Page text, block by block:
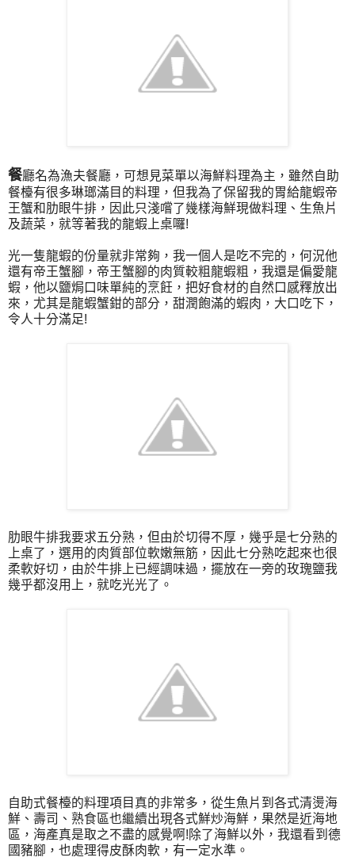
餐廳名為漁夫餐廳，可想見菜單以海鮮料理為主，雖然自助
餐檯有很多琳瑯滿目的料理，但我為了保留我的胃給龍蝦帝
王蟹和肋眼牛排 ，因此只淺嚐了幾樣海鮮現做料理、生魚片
及蔬菜，就等著我的龍蝦上桌囉!
光一隻龍蝦的份量就非常夠，我一個人是吃不完的，何況他
還有帝王蟹腳，帝王蟹腳的肉質較粗龍蝦粗，我還是偏愛龍
蝦，他以鹽焗口味單純的烹飪，把好食材的自然口感釋放出
來，尤其是龍蝦蟹鉗的部分，甜潤飽滿的蝦肉，大口吃下，
令人十分滿足!
肋眼牛排我要求五分熟，但由於切得不厚，幾乎是七分熟的
上桌了，選用的肉質部位軟嫩無筋，因此七分熟吃起來也很
柔軟好切，由於牛排上已經調味過，擺放在一旁的玫瑰鹽我
幾乎都沒用上，就吃光光了。
自助式餐檯的料理項目真的非常多，從生魚片到各式清燙海
鮮、壽司、熟食區也繼續出現各式鮮炒海鮮，果然是近海地
區，海產真是取之不盡的感覺啊!除了海鮮以外，我還看到德
國豬腳，也處理得皮酥肉軟，有一定水準。